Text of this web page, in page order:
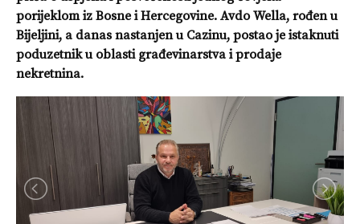
porijeklom iz Bosne i Hercegovine. Avdo Wella, rođen u
Bijeljini, a danas nastanjen u Cazinu, postao je istaknuti
poduzetnik u oblasti građevinarstva i prodaje
nekretnina.